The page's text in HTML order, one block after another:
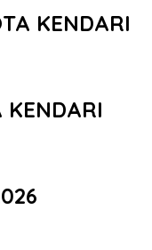
KENDARI
KENDARI